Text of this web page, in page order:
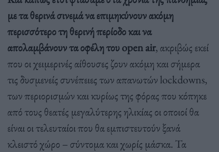
με τα θερινά σινεμά να επιμηκύνουν ακόμη
περισσότερο τη θερινή περίοδο και να
απολαμβάνουν τα οφέλη του open air, ακριβώς εκεί
που οι χειμερινές αίθουσες ζουν ακόμη και σήμερα
τις δυσμενείς συνέπειες των απανωτών lockdowns,
των περιορισμών και κυρίως της φόρας που κόπηκε
από τους θεατές μεγαλύτερης ηλικίας οι οποιοί θα
είναι οι τελευταίοι που θα εμπιστευτούν ξανά
κλειστό χώρο – σύντομα και χωρίς μάσκα. Τα